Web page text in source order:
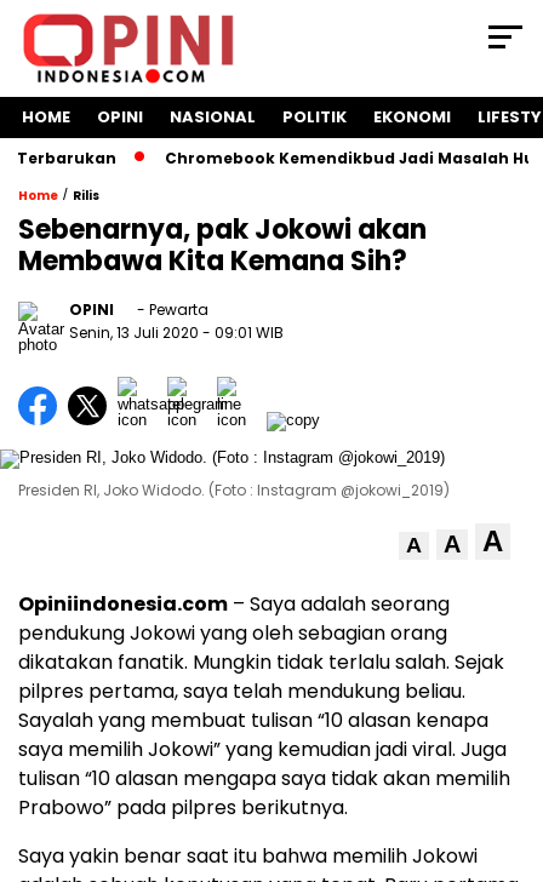
HOME OPINI NASIONAL POLITIK EKONOMI
Chromebook Kemendikbud Jadi Masalah Hukum:
Home / Rilis
Sebenarnya, pak Jokowi akan
Membawa Kita Kemana Sih?
OPINI
- Pewarta
Senin, 13 Juli 2020 - 09:01 WIB
Presiden RI, Joko Widodo. (Foto : Instagram @jokowi_2019)
A A A
Opiniindonesia.com – Saya adalah seorang
pendukung Jokowi yang oleh sebagian orang
dikatakan fanatik. Mungkin tidak terlalu salah. Sejak
pilpres pertama, saya telah mendukung beliau.
Sayalah yang membuat tulisan “10 alasan kenapa
saya memilih Jokowi” yang kemudian jadi viral. Juga
tulisan “10 alasan mengapa saya tidak akan memilih
Prabowo” pada pilpres berikutnya.
Saya yakin benar saat itu bahwa memilih Jokowi